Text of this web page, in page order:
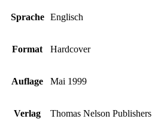
Sprache Englisch
Format Hardcover
Auflage Mai 1999
Verlag Thomas Nelson Publishers